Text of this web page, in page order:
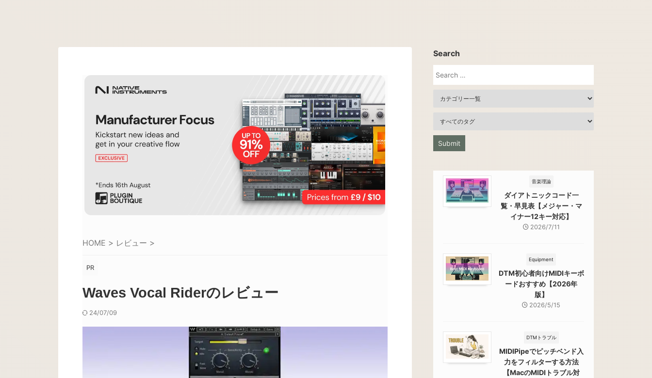
HOME > レビュー >
PR
Waves Vocal Riderのレビュー
24/07/09
Search
音楽理論
ダイアトニックコード一
覧・早見表【メジャー・マ
イナー12キー対応】
2026/7/11
Equipment
DTM初心者向けMIDIキーボ
ードおすすめ【2026年
版】
2026/5/15
DTMトラブル
MIDIPipeでピッチベンド入
力をフィルターする方法
【MacのMIDIトラブル対